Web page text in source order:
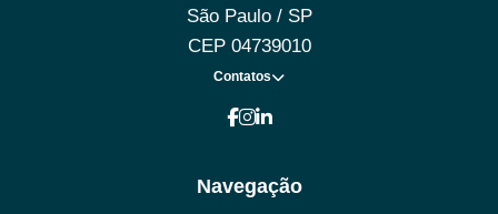
São Paulo / SP
CEP 04739010
Contatos
Navegação